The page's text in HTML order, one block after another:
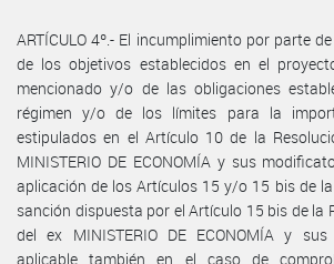
ARTÍCULO 4º.- El incumplimiento por parte
de los objetivos establecidos en el
mencionado y/o de las obligaciones
régimen y/o de los límites para la
estipulados en el Artículo 10 de la
MINISTERIO DE ECONOMÍA y sus
aplicación de los Artículos 15 y/o 15 bis de
sanción dispuesta por el Artículo 15 bis de la
del ex MINISTERIO DE ECONOMÍA y
aplicable también en el caso de